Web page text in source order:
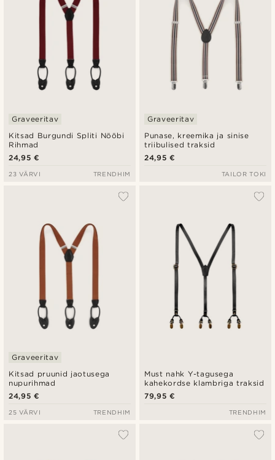
Kitsad Burgundi Spliti Nööbi
Rihmad
Graveeritav
24,95 €
23 VÄRVI TRENDHIM
Punase, kreemika ja sinise
triibulised traksid
Graveeritav
24,95 €
TAILOR TOKI
Kitsad pruunid jaotusega
nupurihmad
Graveeritav
24,95 €
25 VÄRVI TRENDHIM
Must nahk Y-tagusega
kahekordse klambriga traksid
79,95 €
TRENDHIM